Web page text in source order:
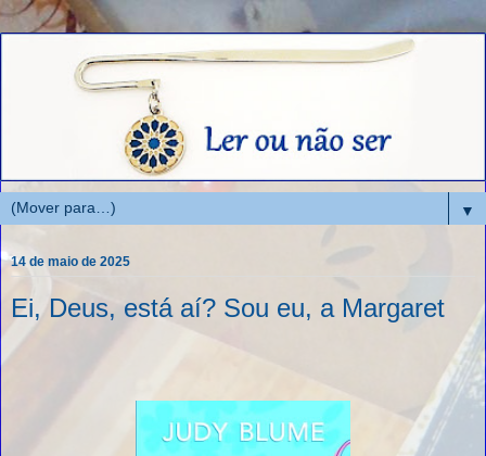
▼
14 de maio de 2025
Ei, Deus, está aí? Sou eu, a Margaret